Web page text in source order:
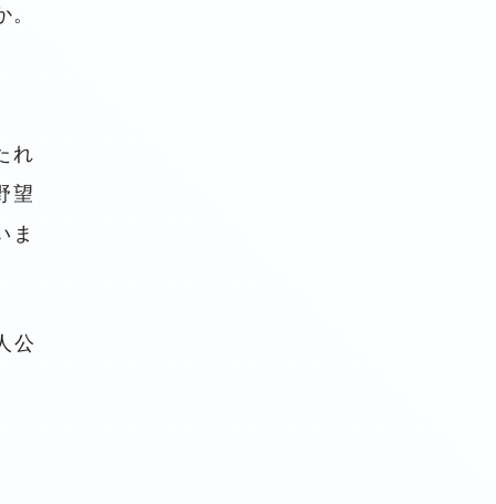
れ
望
ま
公